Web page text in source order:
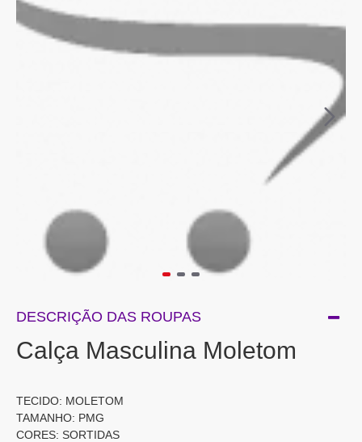
DESCRIÇÃO DAS ROUPAS
Calça Masculina Moletom
TECIDO: MOLETOM
TAMANHO: PMG
CORES: SORTIDAS